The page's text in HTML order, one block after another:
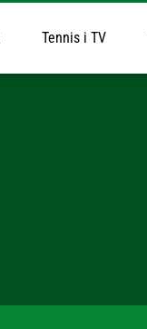
Tennis i TV